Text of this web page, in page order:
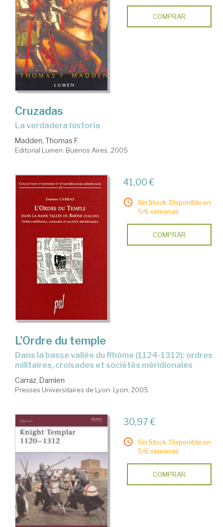
COMPRAR
Cruzadas
la verdadera historia
Madden, Thomas F.
Editorial Lumen. Buenos Aires, 2005
41,00 €
Sin Stock. Disponible en
5/6 semanas.
COMPRAR
L'Ordre du temple
dans la basse vallée du Rhôme (1124-1312): ordres
militaires, croisades et sociétés méridionales
Carraz, Damien
Presses Universitaires de Lyon. Lyon, 2005
30,97 €
Sin Stock. Disponible en
5/6 semanas.
COMPRAR